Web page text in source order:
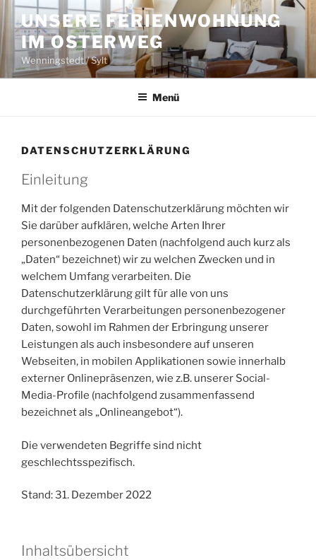
Zum
Inhalt
springen
UNSERE FERIENWOHNUNG
IM OSTERWEG
Wenningstedt / Sylt
Menü
DATENSCHUTZERKLÄRUNG
Einleitung
Mit der folgenden Datenschutzerklärung möchten wir
Sie darüber aufklären, welche Arten Ihrer
personenbezogenen Daten (nachfolgend auch kurz als
„Daten“ bezeichnet) wir zu welchen Zwecken und in
welchem Umfang verarbeiten. Die
Datenschutzerklärung gilt für alle von uns
durchgeführten Verarbeitungen personenbezogener
Daten, sowohl im Rahmen der Erbringung unserer
Leistungen als auch insbesondere auf unseren
Webseiten, in mobilen Applikationen sowie innerhalb
externer Onlinepräsenzen, wie z.B. unserer Social-
Media-Profile (nachfolgend zusammenfassend
bezeichnet als „Onlineangebot“).
Die verwendeten Begriffe sind nicht
geschlechtsspezifisch.
Stand: 31. Dezember 2022
Inhaltsübersicht